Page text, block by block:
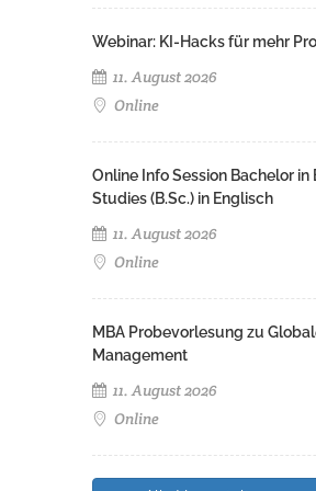
Webinar: KI-Hacks für mehr
11. August 2026
Online
Online Info Session Bachelor in
Studies (B.Sc.) in Englisch
11. August 2026
Online
MBA Probevorlesung zu
Management
11. August 2026
Online